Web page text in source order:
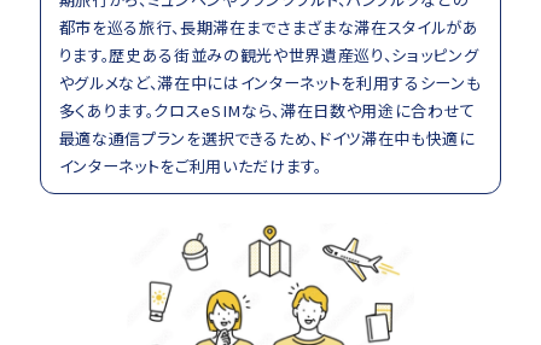
都市を巡る旅行、長期滞在までさまざまな滞在スタイルがあ
ります。歴史ある街並みの観光や世界遺産巡り、ショッピング
やグルメなど、滞在中にはインターネットを利用するシーンも
多くあります。クロスeSIMなら、滞在日数や用途に合わせて
最適な通信プランを選択できるため、ドイツ滞在中も快適に
インターネットをご利用いただけます。